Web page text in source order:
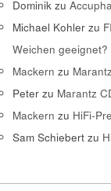
Dominik zu
Michael Kohler zu
Weichen geeignet?
Mackern zu
Peter zu Marantz
Mackern zu HiFi-
Sam Schiebert zu